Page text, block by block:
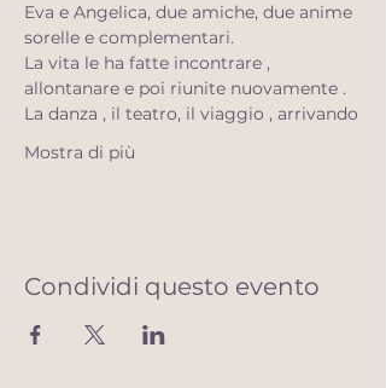
Eva e Angelica, due amiche, due anime
sorelle e complementari.
La vita le ha fatte incontrare ,
allontanare e poi riunite nuovamente .
La danza , il teatro, il viaggio , arrivando
Mostra di più
Condividi questo evento